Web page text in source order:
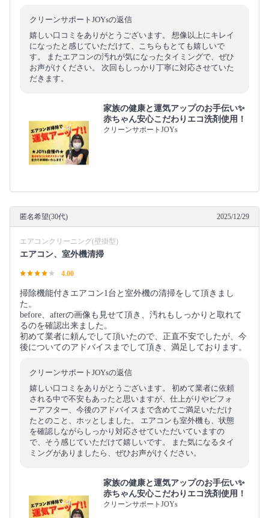
クリーンサポートJOYsの返信
嬉しい口コミをありがとうございます。 想像以上にキレイ
になったと感じていただけて、こちらもとても嬉しいで
す。 またエアコンの汚れが気になったタイミングで、ぜひ
お声がけください。 次回もしっかり丁寧に対応させていた
だきます。
家族の健康と運気アップのお手伝い✨
赤ちゃん安心こだわりエコ洗剤使用！
クリーンサポートJOYs
匿名希望(30代) 2025/12/29
エアコンクリーニング(壁掛型)
エアコン、室外機清掃
4.00
掃除機能付きエアコン1台と室外機の清掃をして頂きまし
た。
before、afterの画像も見せて頂き、汚れもしっかりと取れて
るのを確認出来ました。
初めて業者に頼んでして頂いたので、正直不安でしたが、今
後についてのアドバイスまでして頂き、満足しております。
クリーンサポートJOYsの返信
嬉しい口コミをありがとうございます。 初めて業者に依頼
される中で不安もあったと思いますが、仕上がりやビフォ
ーアフター、今後のアドバイスまで含めてご満足いただけ
たとのこと、ホッとしました。 エアコンも室外機も、状態
を確認しながらしっかり対応させていただいていますの
で、そう感じていただけて嬉しいです。 また気になるタイ
ミングがありましたら、ぜひお声がけください。
家族の健康と運気アップのお手伝い✨
赤ちゃん安心こだわりエコ洗剤使用！
クリーンサポートJOYs